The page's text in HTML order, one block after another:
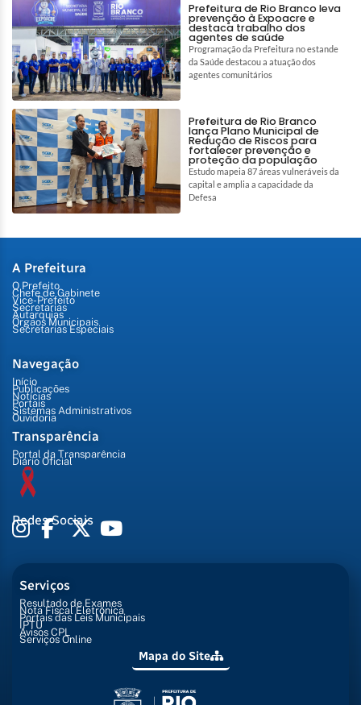
Prefeitura de Rio Branco leva
prevenção à Expoacre e
destaca trabalho dos
agentes de saúde
Programação da Prefeitura no estande
da Saúde destacou a atuação dos
agentes comunitários
Prefeitura de Rio Branco
lança Plano Municipal de
Redução de Riscos para
fortalecer prevenção e
proteção da população
Estudo mapeia 87 áreas vulneráveis da
capital e amplia a capacidade da
Defesa
A Prefeitura
O Prefeito
Chefe de Gabinete
Vice-Prefeito
Secretarias
Autarquias
Órgãos Municipais
Secretarias Especiais
Navegação
Início
Publicações
Notícias
Portais
Sistemas Administrativos
Ouvidoria
Transparência
Portal da Transparência
Diário Oficial
Redes Sociais
Serviços
Resultado de Exames
Nota Fiscal Eletrônica
Portais das Leis Municipais
IPTU
Avisos CPL
Serviços Online
Mapa do Site